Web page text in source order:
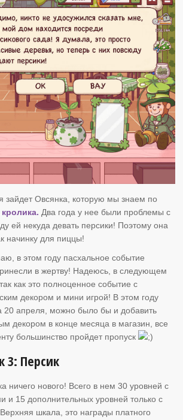
зайдет Овсянка, которую мы знаем по
Два года у нее были проблемы с
ей некуда девать персики! Поэтому она
начинку для пиццы!
в этом году пасхальное событие
в жертву! Надеюсь, в следующем
как это полноценное событие с
декором и мини игрой! В этом году
20 апреля, можно было бы и добавить
декором в конце месяца в магазин, все
большинство пройдет пропуск
3: Персик
ничего нового! Всего в нем 30 уровней с
и 15 дополнительных уровней только с
шкала, это награды платного